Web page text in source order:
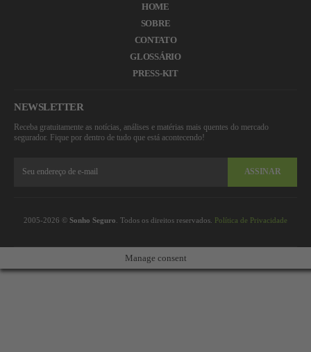
HOME
SOBRE
CONTATO
GLOSSÁRIO
PRESS-KIT
NEWSLETTER
Receba gratuitamente as notícias, análises e matérias mais quentes do mercado
segurador. Fique por dentro de tudo que está acontecendo!
ASSINAR
2005-2026 © Sonho Seguro . Todos os direitos reservados. Política de Privacidade
Manage consent